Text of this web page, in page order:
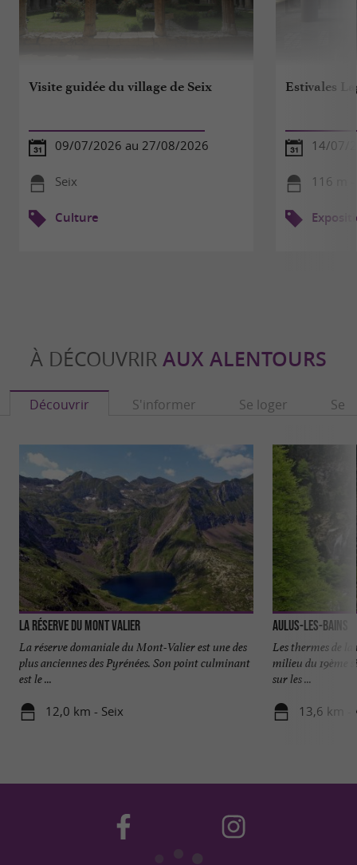
Visite guidée du village de Seix
09/07/2026 au 27/08/2026
Seix
Culture
Estivales
14/07/
116 m -
À DÉCOUVRIR AUX ALENTOURS
Découvrir S'informer Se loger Se
La Réserve Du Mont Valier
La réserve domaniale du Mont-Valier est une des
plus anciennes des Pyrénées. Son point culminant
est le ...
12,0 km - Seix
Aulus-les-Bains
Les thermes de
milieu du 19ème
sur les ...
13,6 km -